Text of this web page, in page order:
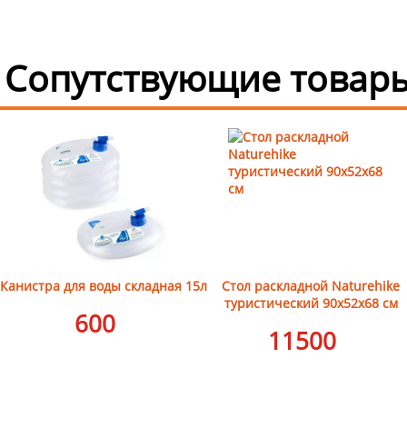
Сопутствующие
Канистра для воды складная 15л
600
Стол раскладной Naturehike
туристический 90х52х68 см
11500